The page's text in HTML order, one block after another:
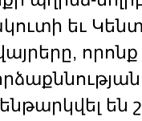
եւ
են